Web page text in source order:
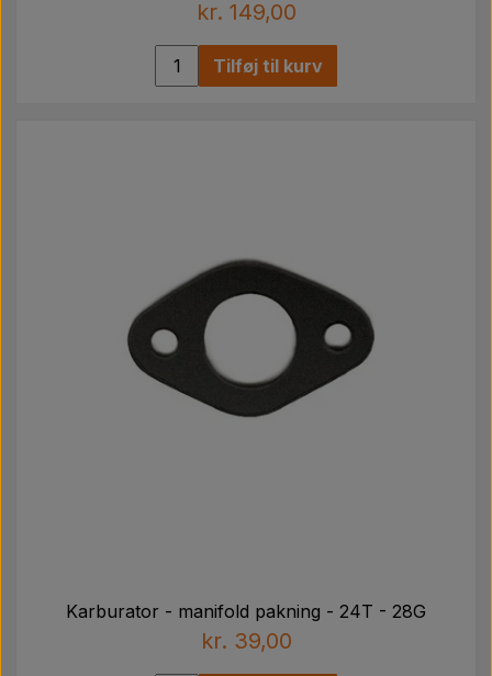
kr. 149,00
Tilføj til kurv
Karburator - manifold pakning - 24T - 28G
kr. 39,00